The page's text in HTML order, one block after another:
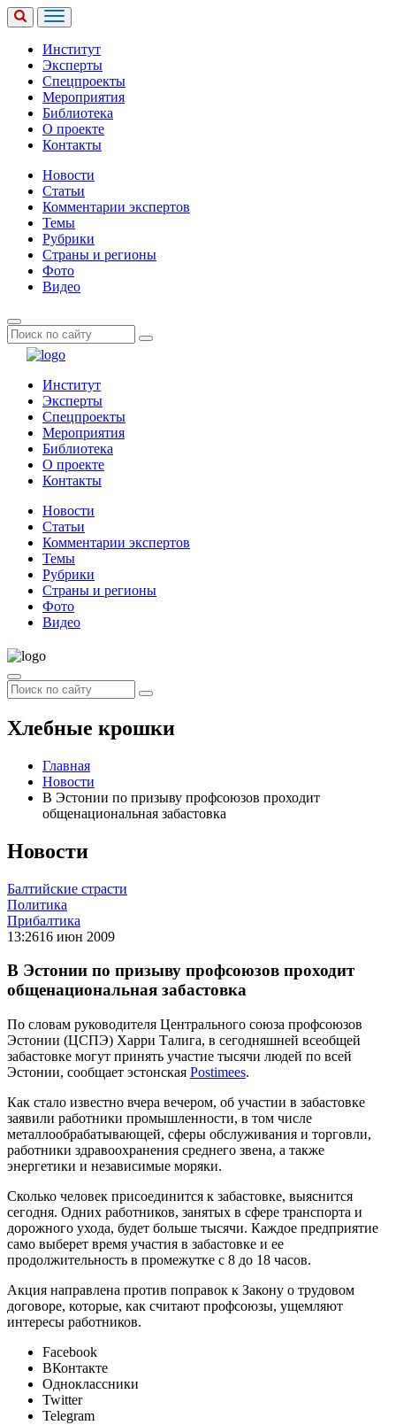
Институт
Эксперты
Спецпроекты
Мероприятия
Библиотека
О проекте
Контакты
Новости
Статьи
Комментарии экспертов
Темы
Рубрики
Страны и регионы
Фото
Видео
Институт
Эксперты
Спецпроекты
Мероприятия
Библиотека
О проекте
Контакты
Новости
Статьи
Комментарии экспертов
Темы
Рубрики
Страны и регионы
Фото
Видео
Хлебные крошки
Главная
Новости
В Эстонии по призыву профсоюзов проходит
общенациональная забастовка
Новости
Балтийские страсти
Политика
Прибалтика
13:2616 июн 2009
В Эстонии по призыву профсоюзов проходит
общенациональная забастовка
По словам руководителя Центрального союза профсоюзов
Эстонии (ЦСПЭ) Харри Талига, в сегодняшней всеобщей
забастовке могут принять участие тысячи людей по всей
Эстонии, сообщает эстонская Postimees.
Как стало известно вчера вечером, об участии в забастовке
заявили работники промышленности, в том числе
металлообрабатывающей, сферы обслуживания и торговли,
работники здравоохранения среднего звена, а также
энергетики и независимые моряки.
Сколько человек присоединится к забастовке, выяснится
сегодня. Одних работников, занятых в сфере транспорта и
дорожного ухода, будет больше тысячи. Каждое предприятие
само выберет время участия в забастовке и ее
продолжительность в промежутке с 8 до 18 часов.
Акция направлена против поправок к Закону о трудовом
договоре, которые, как считают профсоюзы, ущемляют
интересы работников.
Facebook
ВКонтакте
Одноклассники
Twitter
Telegram